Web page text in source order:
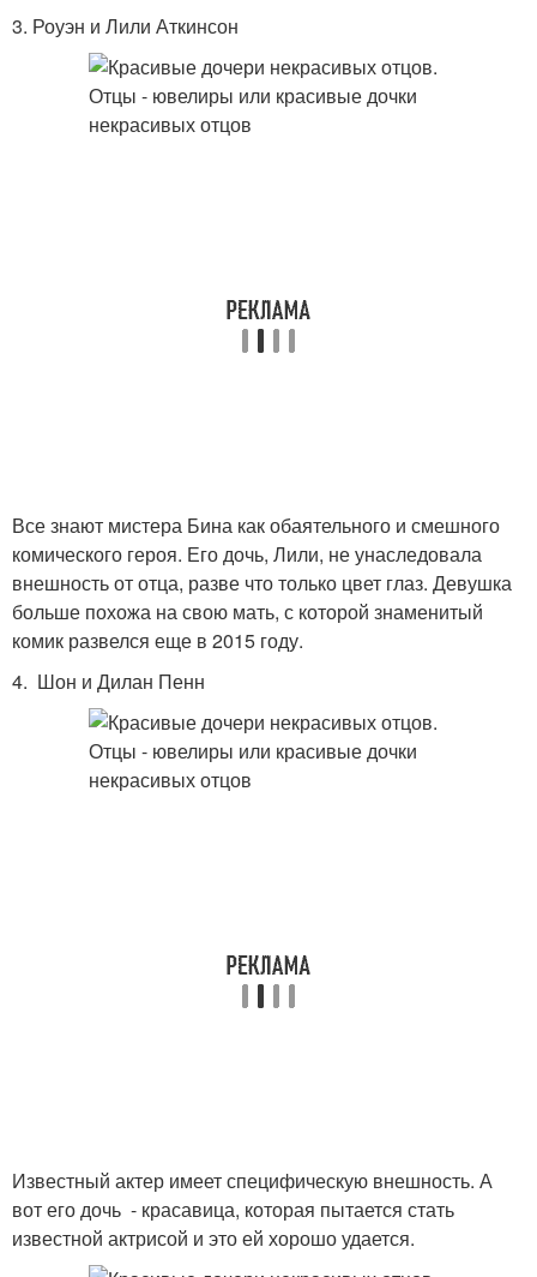
3. Роуэн и Лили Аткинсон
Все знают мистера Бина как обаятельного и смешного
комического героя. Его дочь, Лили, не унаследовала
внешность от отца, разве что только цвет глаз. Девушка
больше похожа на свою мать, с которой знаменитый
комик развелся еще в 2015 году.
4. Шон и Дилан Пенн
Известный актер имеет специфическую внешность. А
вот его дочь - красавица, которая пытается стать
известной актрисой и это ей хорошо удается.